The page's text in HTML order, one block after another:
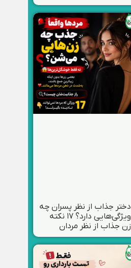
دختر جذاب از نظر پسران چه
ویژگی‌هایی دارد؟ ۱۷ نکته
زن جذاب از نظر مردان